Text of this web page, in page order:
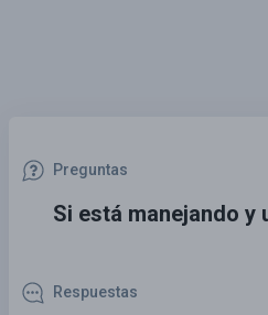
Preguntas
Si está manejando y
Respuestas